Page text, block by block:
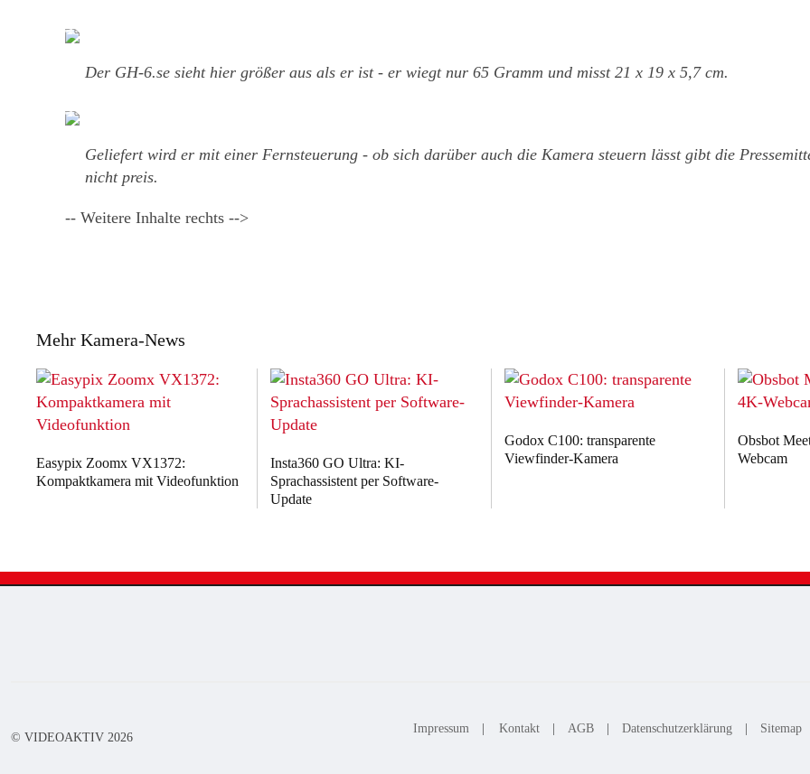
Der GH-6.se sieht hier größer aus als er ist - er wiegt nur 65 Gramm und misst 21 x 19 x 5,7 cm.
Geliefert wird er mit einer Fernsteuerung - ob sich darüber auch die Kamera steuern lässt gibt die
nicht preis.
-- Weitere Inhalte rechts -->
Mehr Kamera-News
Easypix Zoomx VX1372:
Kompaktkamera mit Videofunktion
Insta360 GO Ultra: KI-
Sprachassistent per Software-
Update
Godox C100: transparente
Viewfinder-Kamera
Obsbot
Webcam
© VIDEOAKTIV 2026
Impressum Kontakt AGB Datenschutzerklärung Sitemap